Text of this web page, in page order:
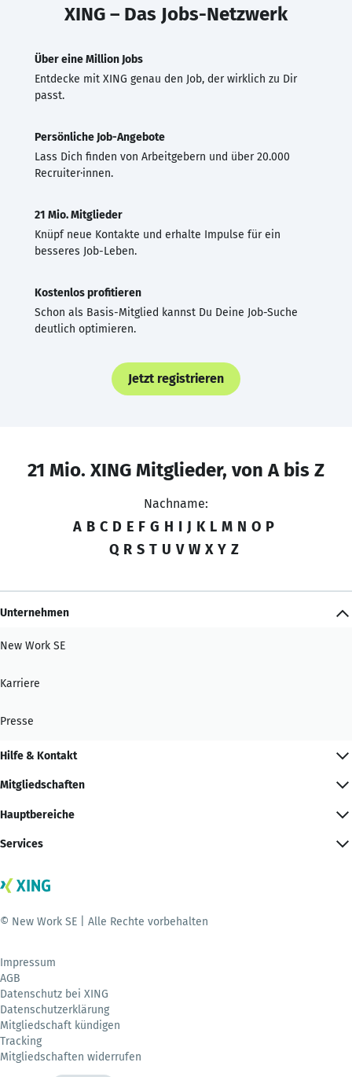
XING – Das Jobs-Netzwerk
Über eine Million Jobs
Entdecke mit XING genau den Job, der wirklich zu Dir
passt.
Persönliche Job-Angebote
Lass Dich finden von Arbeitgebern und über 20.000
Recruiter·innen.
21 Mio. Mitglieder
Knüpf neue Kontakte und erhalte Impulse für ein
besseres Job-Leben.
Kostenlos profitieren
Schon als Basis-Mitglied kannst Du Deine Job-Suche
deutlich optimieren.
Jetzt registrieren
21 Mio. XING Mitglieder, von A bis Z
Nachname:
A B C D E F G H I J K L M N O P
Q R S T U V W X Y Z
Unternehmen
New Work SE
Karriere
Presse
Hilfe & Kontakt
Mitgliedschaften
Hauptbereiche
Services
© New Work SE | Alle Rechte vorbehalten
Impressum
AGB
Datenschutz bei XING
Datenschutzerklärung
Mitgliedschaft kündigen
Tracking
Mitgliedschaften widerrufen